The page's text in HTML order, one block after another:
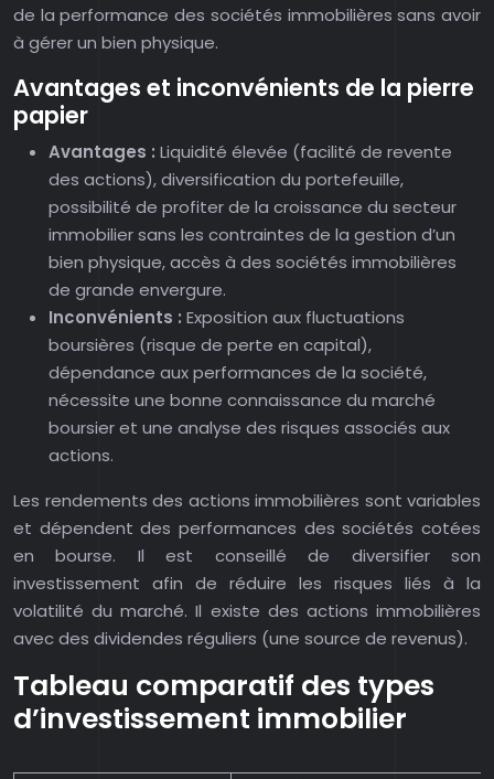
de la performance des sociétés immobilières sans avoir
à gérer un bien physique.
Avantages et inconvénients de la pierre
papier
Avantages : Liquidité élevée (facilité de revente
des actions), diversification du portefeuille,
possibilité de profiter de la croissance du secteur
immobilier sans les contraintes de la gestion d’un
bien physique, accès à des sociétés immobilières
de grande envergure.
Inconvénients : Exposition aux fluctuations
boursières (risque de perte en capital),
dépendance aux performances de la société,
nécessite une bonne connaissance du marché
boursier et une analyse des risques associés aux
actions.
Les rendements des actions immobilières sont variables
et dépendent des performances des sociétés cotées
en bourse. Il est conseillé de diversifier son
investissement afin de réduire les risques liés à la
volatilité du marché. Il existe des actions immobilières
avec des dividendes réguliers (une source de revenus).
Tableau comparatif des types
d’investissement immobilier